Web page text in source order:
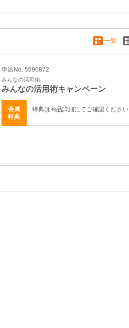
一覧
申込No. 5590872
みんなの活用術
みんなの活用術キャンペーン
会員
特典
特典は商品詳細にてご確認ください